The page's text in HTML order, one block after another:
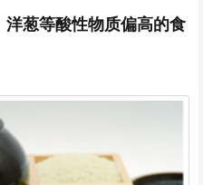
葱等酸性物质偏高的食